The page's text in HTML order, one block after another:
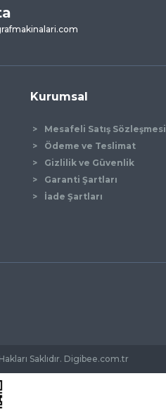
Kurumsal
Mesafeli Satış Sözleşmesi
Ödeme ve Teslimat
Gizlilik ve Güvenlik
Garanti Şartları
İade Şartları
Saklıdır. Digibee.com.tr